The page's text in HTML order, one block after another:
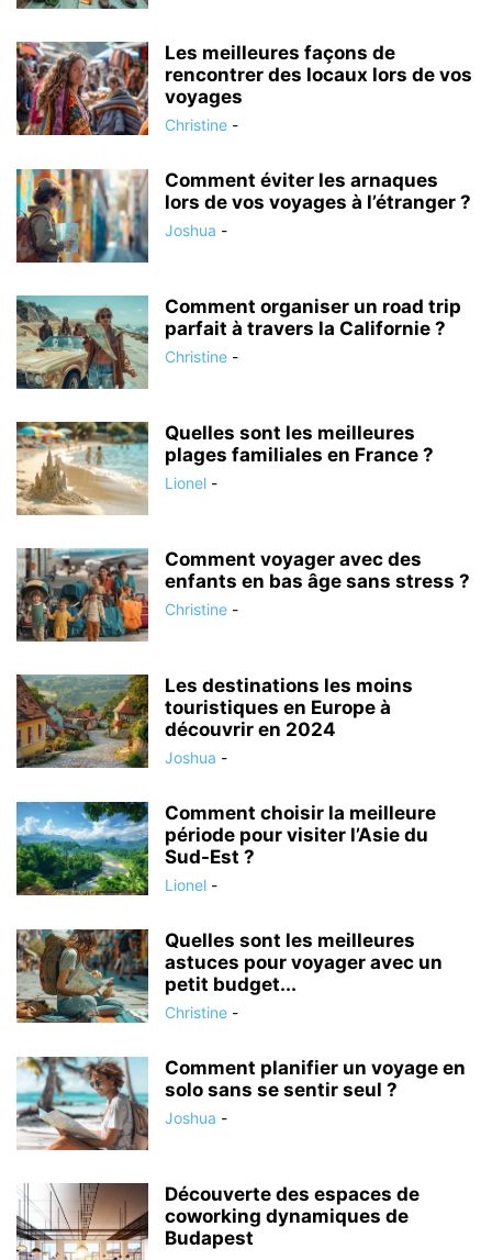
Les meilleures façons de
rencontrer des locaux lors de vos
voyages
Christine -
Comment éviter les arnaques
lors de vos voyages à l’étranger ?
Joshua -
Comment organiser un road trip
parfait à travers la Californie ?
Christine -
Quelles sont les meilleures
plages familiales en France ?
Lionel -
Comment voyager avec des
enfants en bas âge sans stress ?
Christine -
Les destinations les moins
touristiques en Europe à
découvrir en 2024
Joshua -
Comment choisir la meilleure
période pour visiter l’Asie du
Sud-Est ?
Lionel -
Quelles sont les meilleures
astuces pour voyager avec un
petit budget...
Christine -
Comment planifier un voyage en
solo sans se sentir seul ?
Joshua -
Découverte des espaces de
coworking dynamiques de
Budapest